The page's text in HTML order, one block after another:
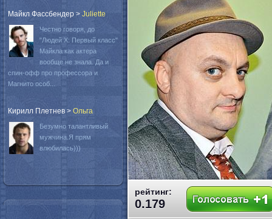
рейтинг:
0.179
Майкл Фассбендер > Juliette
Честно говоря, до
"Людей Х: Первый класс"
Майкла как актера
вообще не знала. Да и
спин-офф про профессора и
Магнито особ...
Кирилл Плетнев > Oльга
Безумно талантливый
мужчина.Я прям
влюбилась)))